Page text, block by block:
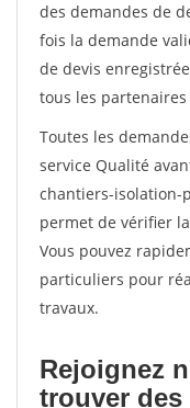
des demandes de
fois la demande
de devis
tous les
Toutes les
service Qualité
chantiers-isolation-
permet de vérifier
Vous pouvez
particuliers pour
travaux.
Rejoignez
trouver des